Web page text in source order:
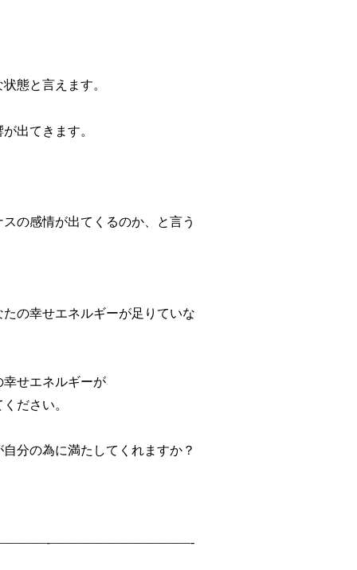
態と言えます。
出てきます。
の感情が出てくるのか、と言う
の幸せエネルギーが足りていな
せエネルギーが
ださい。
分の為に満たしてくれますか？
———————————-